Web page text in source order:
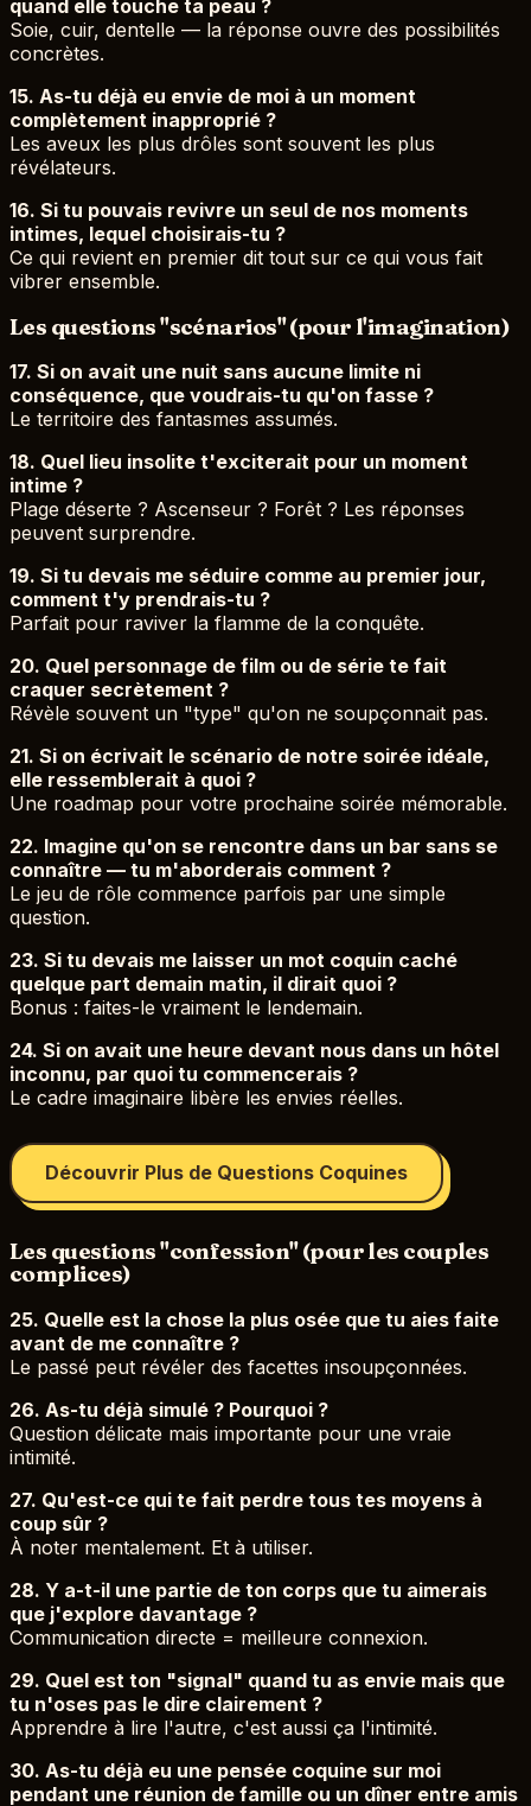
quand elle touche ta peau ?
Soie, cuir, dentelle — la réponse ouvre des possibilités
concrètes.
15. As-tu déjà eu envie de moi à un moment
complètement inapproprié ?
Les aveux les plus drôles sont souvent les plus
révélateurs.
16. Si tu pouvais revivre un seul de nos moments
intimes, lequel choisirais-tu ?
Ce qui revient en premier dit tout sur ce qui vous fait
vibrer ensemble.
Les questions "scénarios" (pour l'imagination)
17. Si on avait une nuit sans aucune limite ni
conséquence, que voudrais-tu qu'on fasse ?
Le territoire des fantasmes assumés.
18. Quel lieu insolite t'exciterait pour un moment
intime ?
Plage déserte ? Ascenseur ? Forêt ? Les réponses
peuvent surprendre.
19. Si tu devais me séduire comme au premier jour,
comment t'y prendrais-tu ?
Parfait pour raviver la flamme de la conquête.
20. Quel personnage de film ou de série te fait
craquer secrètement ?
Révèle souvent un "type" qu'on ne soupçonnait pas.
21. Si on écrivait le scénario de notre soirée idéale,
elle ressemblerait à quoi ?
Une roadmap pour votre prochaine soirée mémorable.
22. Imagine qu'on se rencontre dans un bar sans se
connaître — tu m'aborderais comment ?
Le jeu de rôle commence parfois par une simple
question.
23. Si tu devais me laisser un mot coquin caché
quelque part demain matin, il dirait quoi ?
Bonus : faites-le vraiment le lendemain.
24. Si on avait une heure devant nous dans un hôtel
inconnu, par quoi tu commencerais ?
Le cadre imaginaire libère les envies réelles.
Découvrir Plus de Questions Coquines
Les questions "confession" (pour les couples
complices)
25. Quelle est la chose la plus osée que tu aies faite
avant de me connaître ?
Le passé peut révéler des facettes insoupçonnées.
26. As-tu déjà simulé ? Pourquoi ?
Question délicate mais importante pour une vraie
intimité.
27. Qu'est-ce qui te fait perdre tous tes moyens à
coup sûr ?
À noter mentalement. Et à utiliser.
28. Y a-t-il une partie de ton corps que tu aimerais
que j'explore davantage ?
Communication directe = meilleure connexion.
29. Quel est ton "signal" quand tu as envie mais que
tu n'oses pas le dire clairement ?
Apprendre à lire l'autre, c'est aussi ça l'intimité.
30. As-tu déjà eu une pensée coquine sur moi
pendant une réunion de famille ou un dîner entre amis